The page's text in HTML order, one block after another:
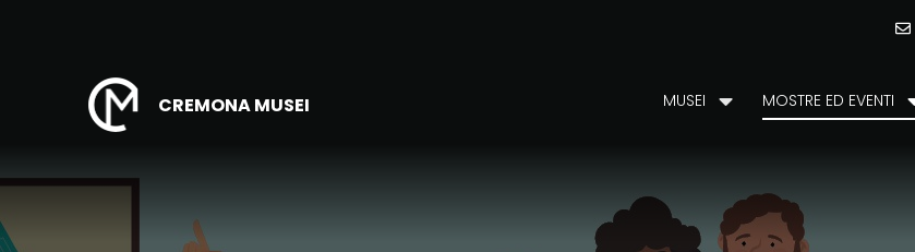
CREMONA MUSEI MUSEI MOSTRE ED EVENTI